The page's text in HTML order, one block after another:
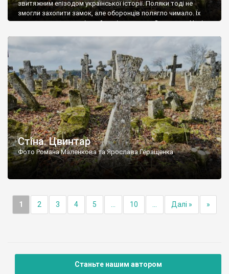
звитяжним епізодом української історії. Поляки тоді не
змогли захопити замок, але оборонців полягло чимало. Їх
поховали на цвинтарі, який тоді називався Замковим. Нині на
ньому чимало хрестів 19 століття, є такі, де епітафії стер […]
Стіна. Цвинтар
Фото Романа Маленкова та Ярослава Геращенка
1 2 3 4 5 10 Далі » »
Станьте нашим автором